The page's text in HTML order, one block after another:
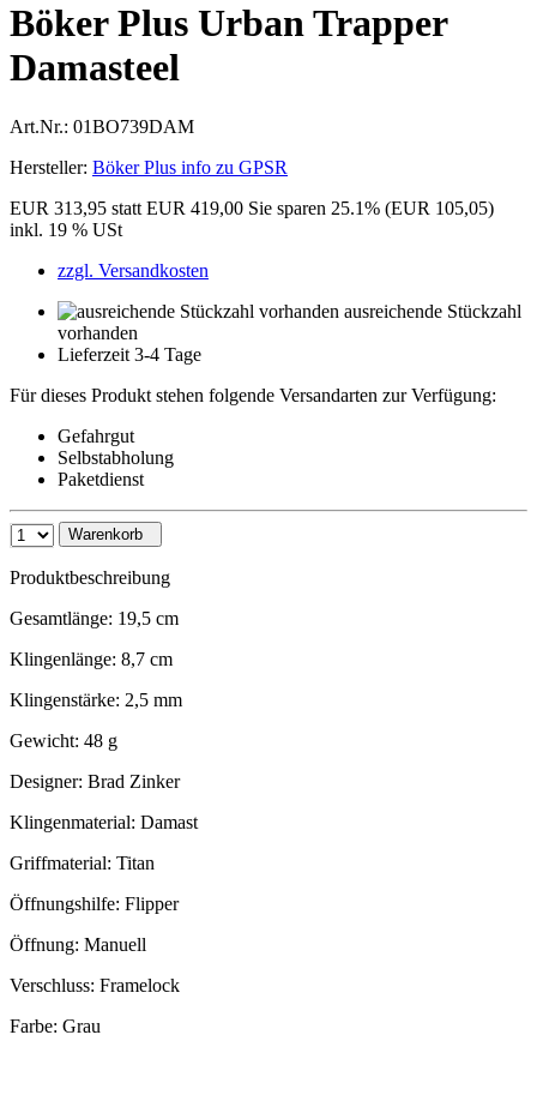
Böker Plus Urban Trapper
Damasteel
Art.Nr.: 01BO739DAM
Hersteller: Böker Plus info zu GPSR
EUR 313,95 statt EUR 419,00 Sie sparen 25.1% (EUR 105,05)
inkl. 19 % USt
zzgl. Versandkosten
ausreichende Stückzahl
vorhanden
Lieferzeit 3-4 Tage
Für dieses Produkt stehen folgende Versandarten zur Verfügung:
Gefahrgut
Selbstabholung
Paketdienst
Warenkorb
Produktbeschreibung
Gesamtlänge: 19,5 cm
Klingenlänge: 8,7 cm
Klingenstärke: 2,5 mm
Gewicht: 48 g
Designer: Brad Zinker
Klingenmaterial: Damast
Griffmaterial: Titan
Öffnungshilfe: Flipper
Öffnung: Manuell
Verschluss: Framelock
Farbe: Grau